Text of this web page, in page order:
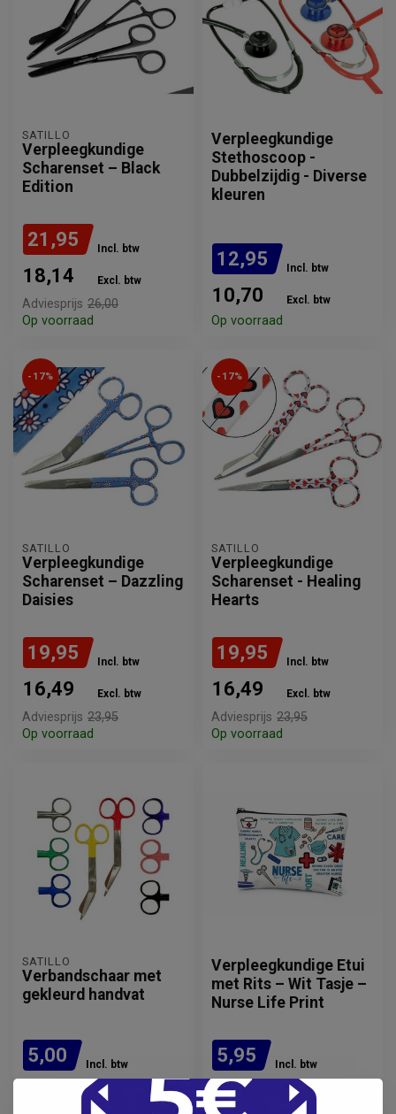
SATILLO
Verpleegkundige
Scharenset – Black
Edition
21,95 Incl. btw
18,14 Excl. btw
Adviesprijs 26,00
Op voorraad
Verpleegkundige
Stethoscoop -
Dubbelzijdig - Diverse
kleuren
12,95 Incl. btw
10,70 Excl. btw
Op voorraad
-17%
SATILLO
Verpleegkundige
Scharenset – Dazzling
Daisies
19,95 Incl. btw
16,49 Excl. btw
Adviesprijs 23,95
Op voorraad
-17%
SATILLO
Verpleegkundige
Scharenset - Healing
Hearts
19,95 Incl. btw
16,49 Excl. btw
Adviesprijs 23,95
Op voorraad
SATILLO
Verbandschaar met
gekleurd handvat
5,00 Incl. btw
Excl. btw
Verpleegkundige Etui
met Rits – Wit Tasje –
Nurse Life Print
5,95 Incl. btw
4,92 Excl. btw